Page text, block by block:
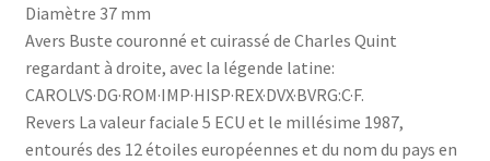
Diamètre 37 mm
Avers Buste couronné et cuirassé de Charles Quint
regardant à droite, avec la légende latine:
CAROLVS·DG·ROM·IMP·HISP·REX·DVX·BVRG:C·F.
Revers La valeur faciale 5 ECU et le millésime 1987,
entourés des 12 étoiles européennes et du nom du pays en